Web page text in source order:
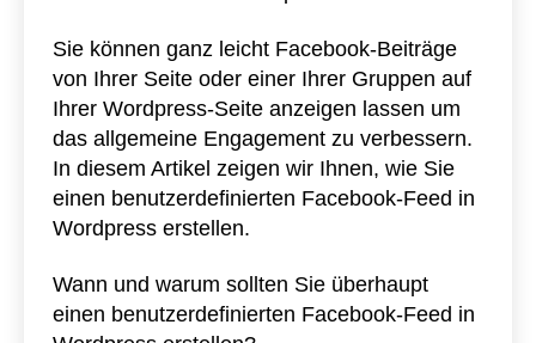
Sie können ganz leicht Facebook-Beiträge
von Ihrer Seite oder einer Ihrer Gruppen auf
Ihrer Wordpress-Seite anzeigen lassen um
das allgemeine Engagement zu verbessern.
In diesem Artikel zeigen wir Ihnen, wie Sie
einen benutzerdefinierten Facebook-Feed in
Wordpress erstellen.
Wann und warum sollten Sie überhaupt
einen benutzerdefinierten Facebook-Feed in